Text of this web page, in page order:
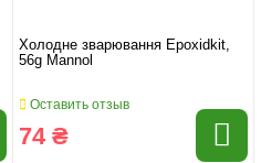
Холодне зварювання Epoxidkit,
56g Mannol
Оставить отзыв
74 ₴